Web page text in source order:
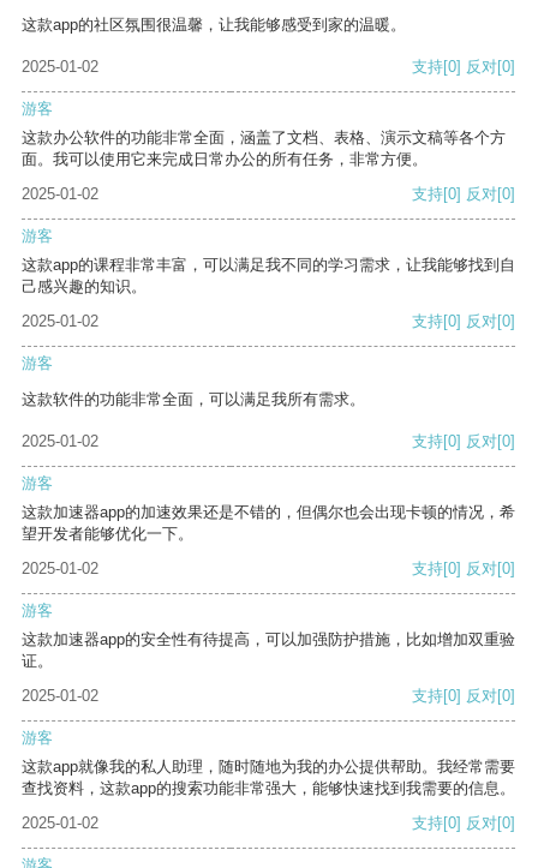
这款app的社区氛围很温馨，让我能够感受到家的温暖。
2025-01-02 支持[0] 反对[0]
游客
这款办公软件的功能非常全面，涵盖了文档、表格、演示文稿等各个方
面。我可以使用它来完成日常办公的所有任务，非常方便。
2025-01-02
支持[0] 反对[0]
游客
这款app的课程非常丰富，可以满足我不同的学习需求，让我能够找到自
己感兴趣的知识。
2025-01-02
支持[0] 反对[0]
游客
这款软件的功能非常全面，可以满足我所有需求。
2025-01-02 支持[0] 反对[0]
游客
这款加速器app的加速效果还是不错的，但偶尔也会出现卡顿的情况，希
望开发者能够优化一下。
2025-01-02
支持[0] 反对[0]
游客
这款加速器app的安全性有待提高，可以加强防护措施，比如增加双重验
证。
2025-01-02
支持[0] 反对[0]
游客
这款app就像我的私人助理，随时随地为我的办公提供帮助。我经常需要
查找资料，这款app的搜索功能非常强大，能够快速找到我需要的信息。
2025-01-02
支持[0] 反对[0]